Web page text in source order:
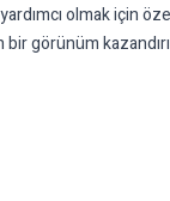
olmak için
görünüm